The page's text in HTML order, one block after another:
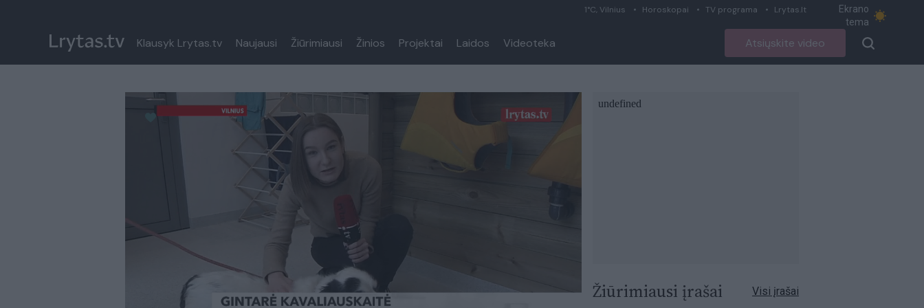
1°C, Vilnius Horoskopai TV programa Lrytas.lt
Ekrano
tema
Klausyk Lrytas.tv Naujausi Žiūrimiausi Žinios Projektai Laidos Videoteka Atsiųskite video
Paremkite Ukrainą
Žiūrimiausi įrašai Visi įrašai